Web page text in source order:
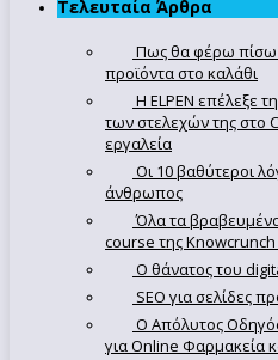
Τελευταία Άρθρα
Πως θα φέρω πίσω
προϊόντα στο καλάθι
Η ELPEN επέλεξε
των στελεχών της στο
εργαλεία
Οι 10 βαθύτεροι
άνθρωπος
Όλα τα
course της Knowcrunch
Ο θάνατος του
SEO για σελίδες
Ο Απόλυτoς
για Online Φαρμακεία